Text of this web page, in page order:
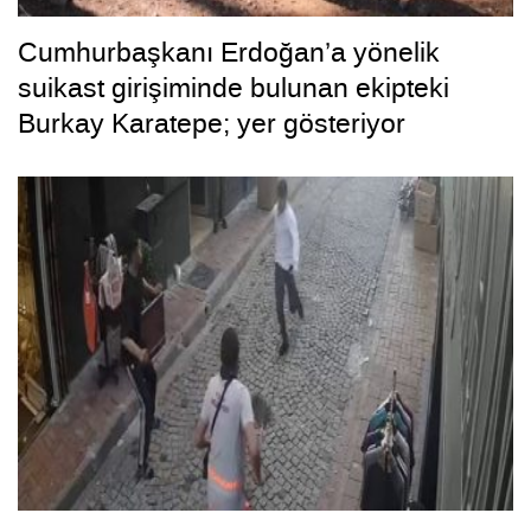
Cumhurbaşkanı Erdoğan’a yönelik
suikast girişiminde bulunan ekipteki
Burkay Karatepe; yer gösteriyor